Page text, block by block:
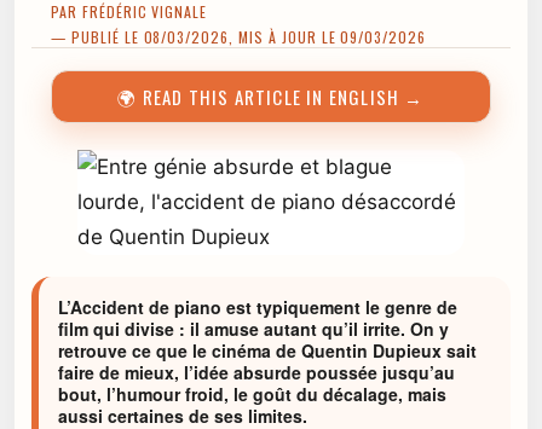
PAR FRÉDÉRIC VIGNALE
— PUBLIÉ LE 08/03/2026, MIS À JOUR LE 09/03/2026
🌍 READ THIS ARTICLE IN ENGLISH →
L’Accident de piano est typiquement le genre de
film qui divise : il amuse autant qu’il irrite. On y
retrouve ce que le cinéma de Quentin Dupieux sait
faire de mieux, l’idée absurde poussée jusqu’au
bout, l’humour froid, le goût du décalage, mais
aussi certaines de ses limites.